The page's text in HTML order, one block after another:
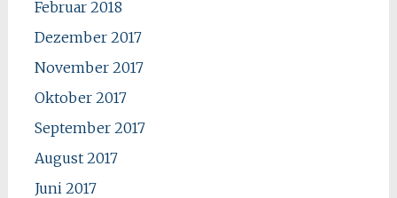
Februar 2018
Dezember 2017
November 2017
Oktober 2017
September 2017
August 2017
Juni 2017